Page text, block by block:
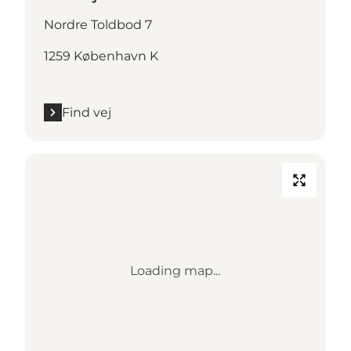
Nordre Toldbod 7
1259 København K
Find vej
Loading map...